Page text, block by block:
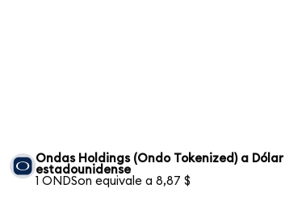
Ondas Holdings (Ondo Tokenized) a Dólar
estadounidense
1 ONDSon equivale a 8,87 $